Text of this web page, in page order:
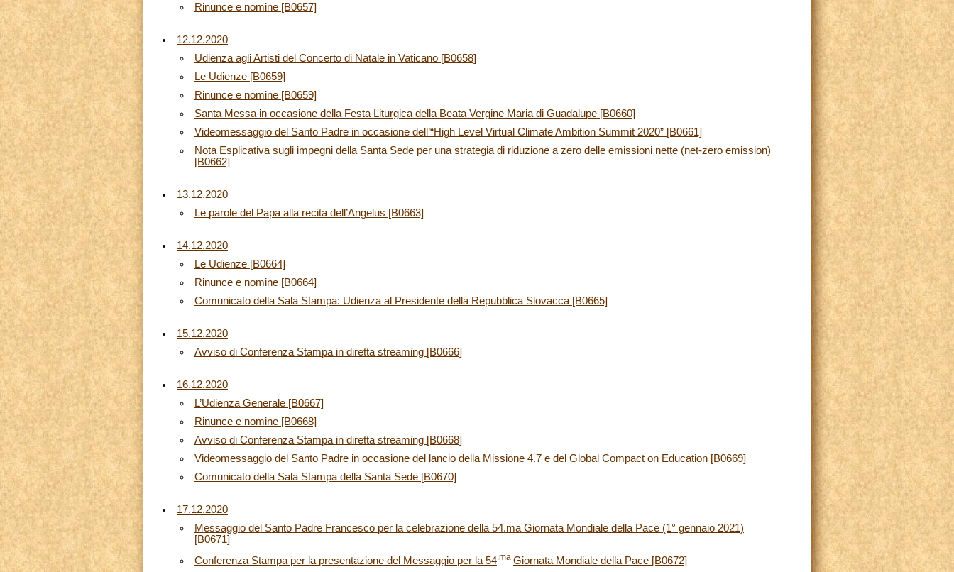
Rinunce e nomine [B0657]
12.12.2020
Udienza agli Artisti del Concerto di Natale in Vaticano [B0658]
Le Udienze [B0659]
Rinunce e nomine [B0659]
Santa Messa in occasione della Festa Liturgica della Beata Vergine Maria di Guadalupe [B0660]
Videomessaggio del Santo Padre in occasione dell’“High Level Virtual Climate Ambition Summit 2020” [B0661]
Nota Esplicativa sugli impegni della Santa Sede per una strategia di riduzione a zero delle emissioni nette (net-zero emission)
[B0662]
13.12.2020
Le parole del Papa alla recita dell’Angelus [B0663]
14.12.2020
Le Udienze [B0664]
Rinunce e nomine [B0664]
Comunicato della Sala Stampa: Udienza al Presidente della Repubblica Slovacca [B0665]
15.12.2020
Avviso di Conferenza Stampa in diretta streaming [B0666]
16.12.2020
L’Udienza Generale [B0667]
Rinunce e nomine [B0668]
Avviso di Conferenza Stampa in diretta streaming [B0668]
Videomessaggio del Santo Padre in occasione del lancio della Missione 4.7 e del Global Compact on Education [B0669]
Comunicato della Sala Stampa della Santa Sede [B0670]
17.12.2020
Messaggio del Santo Padre Francesco per la celebrazione della 54.ma Giornata Mondiale della Pace (1° gennaio 2021)
[B0671]
Conferenza Stampa per la presentazione del Messaggio per la 54 .ma Giornata Mondiale della Pace [B0672]